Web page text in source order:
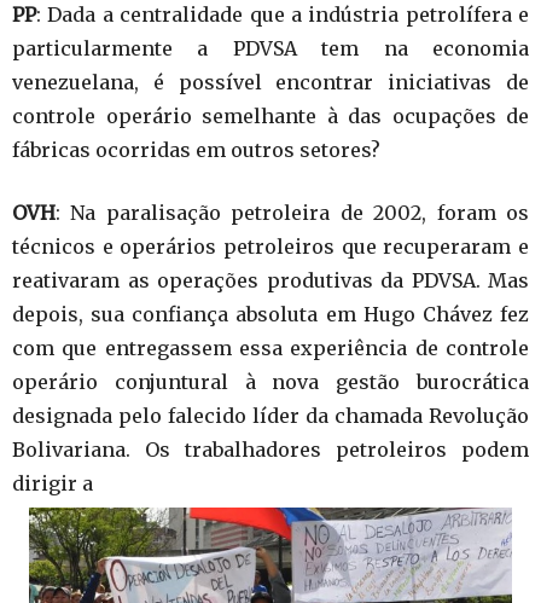
PP: Dada a centralidade que a indústria petrolífera e
particularmente a PDVSA tem na economia
venezuelana, é possível encontrar iniciativas de
controle operário semelhante à das ocupações de
fábricas ocorridas em outros setores?
OVH: Na paralisação petroleira de 2002, foram os
técnicos e operários petroleiros que recuperaram e
reativaram as operações produtivas da PDVSA. Mas
depois, sua confiança absoluta em Hugo Chávez fez
com que entregassem essa experiência de controle
operário conjuntural à nova gestão burocrática
designada pelo falecido líder da chamada Revolução
Bolivariana. Os trabalhadores petroleiros podem
dirigir a